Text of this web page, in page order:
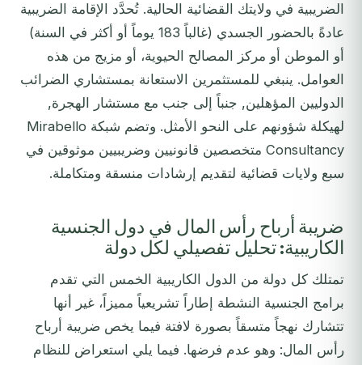
الضريبية في ولايتك القضائية الحالية. تُحدَّد الإقامة الضريبية
عادةً بالحضور الجسدي (غالباً 183 يوماً أو أكثر في السنة)
أو الموطن أو مركز المصالح الحيوية، أو مزيج من هذه
العوامل. ينبغي للمستثمرين الاستعانة بمستشاري الضرائب
الدوليين المؤهلين, جنباً إلى جنب مع مستشار الهجرة,
لهيكلة شؤونهم على النحو الأمثل. وتضم شبكة Mirabello
Consultancy متخصصين قانونيين وضريبيين موثوقين في
سبع ولايات قضائية لتقديم إرشادات منسقة ومتكاملة.
ضريبة أرباح رأس المال في دول الجنسية
الكاريبية: تحليل تفصيلي لكل دولة
تمتلك كل دولة من الدول الكاريبية الخمس التي تقدم
برامج الجنسية النشطة إطاراً تشريعياً مميزاً، غير أنها
تتشارك نهجاً متسقاً بصورة لافتة فيما يخص ضريبة أرباح
رأس المال: وهو عدم فرضها. فيما يلي استعراض للنظام